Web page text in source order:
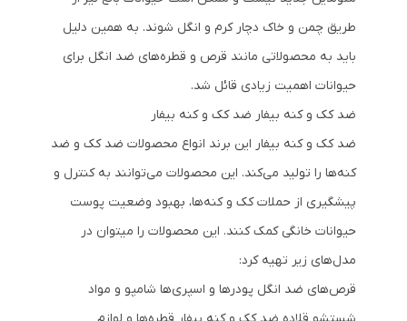
طریق چمن و خاک دچار کرم و انگل شوند. به همین دلیل
باید به محصولاتی مانند قرص و قطره‌های ضد انگل برای
حیوانات اهمیت زیادی قائل شد.
ضد کک و کنه بیفار ضد کک و کنه بیفار
ضد کک و کنه بیفار این برند انواع محصولات ضد کک و ضد
کنه‌ها را تولید می‌کند. این محصولات می‌توانند به کنترل و
پیشگیری از حملات کک و کنه‌ها، بهبود وضعیت پوست
حیوانات خانگی کمک کنند. این محصولات را میتوان در
مدل‌های زیر تهیه کرد:
قرص‌های ضد انگل پودرها و اسپری‌ها شامپو و مواد